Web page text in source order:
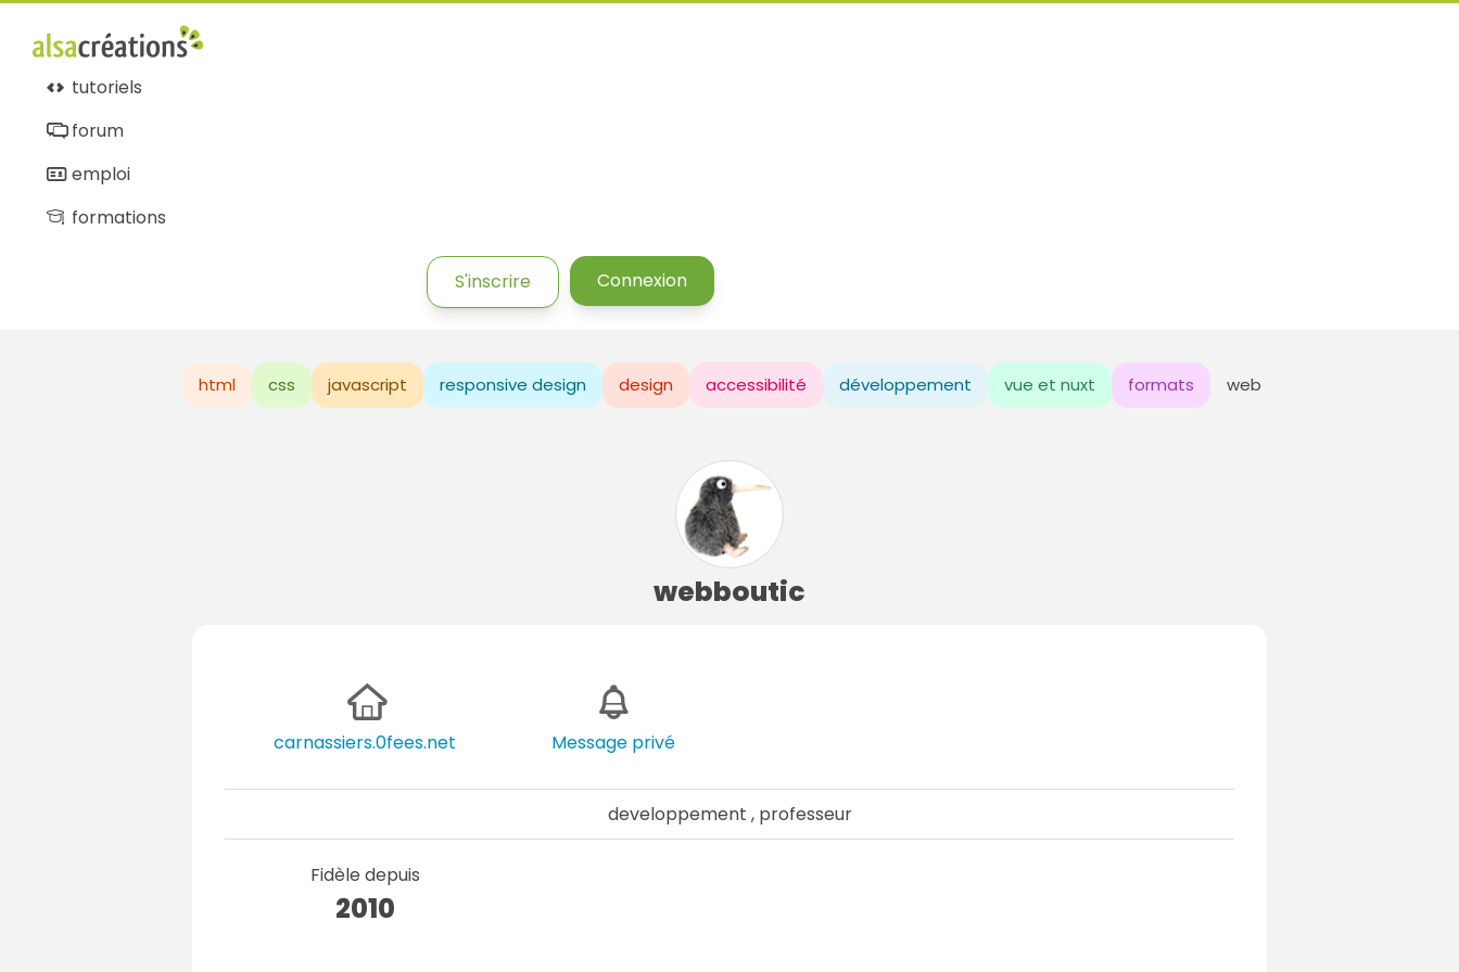
tutoriels
forum
emploi
formations
S'inscrire Connexion
html css javascript responsive design design accessibilité développement vue et nuxt formats web
webboutic
carnassiers.0fees.net Message privé
developpement , professeur
Fidèle depuis
2010